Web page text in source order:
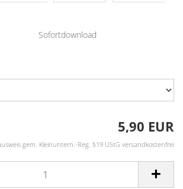
Sofortdownload
5,90 EUR
gem. Kleinuntern.-Reg. §19 UStG versandkostenfrei